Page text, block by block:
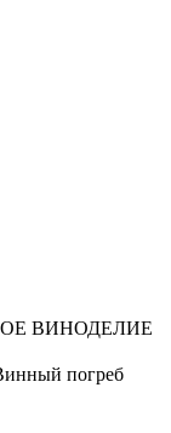
ВИНОДЕЛИЕ
погреб